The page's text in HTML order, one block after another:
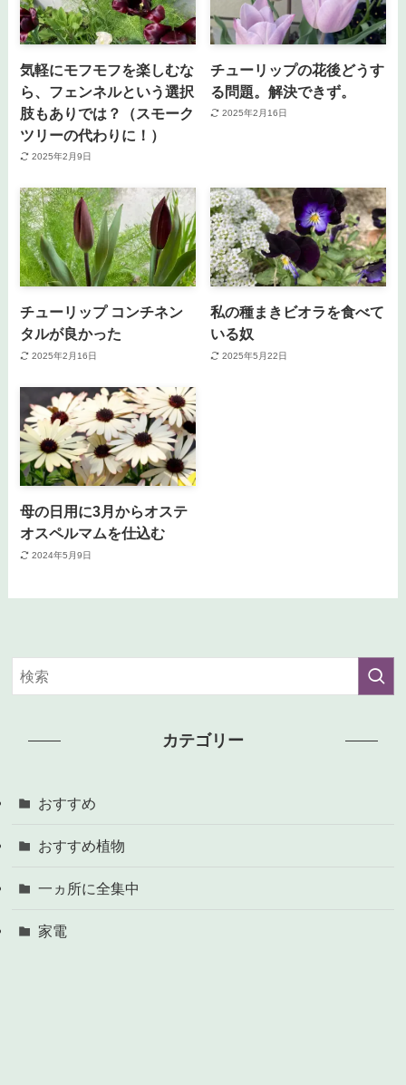
気軽にモフモフを楽しむな
ら、フェンネルという選択
肢もありでは？（スモーク
ツリーの代わりに！）
2025年2月9日
チューリップの花後どうす
る問題。解決できず。
2025年2月16日
チューリップ コンチネン
タルが良かった
2025年2月16日
私の種まきビオラを食べて
いる奴
2025年5月22日
母の日用に3月からオステ
オスペルマムを仕込む
2024年5月9日
カテゴリー
おすすめ
おすすめ植物
一ヵ所に全集中
家電